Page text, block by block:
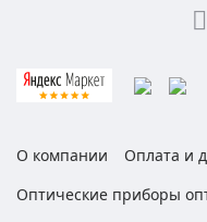
О компании
Оплата и
Оптические приборы